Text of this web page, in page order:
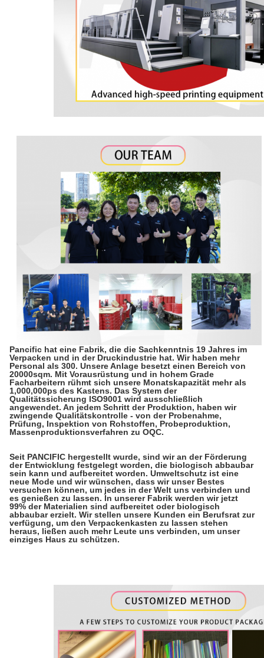
Pancific hat eine Fabrik, die die Sachkenntnis 19 Jahres im
Verpacken und in der Druckindustrie hat. Wir haben mehr
Personal als 300. Unsere Anlage besetzt einen Bereich von
20000sqm. Mit Vorausrüstung und in hohem Grade
Facharbeitern rühmt sich unsere Monatskapazität mehr als
1,000,000ps des Kastens. Das System der
Qualitätssicherung ISO9001 wird ausschließlich
angewendet. An jedem Schritt der Produktion, haben wir
zwingende Qualitätskontrolle - von der Probenahme,
Prüfung, Inspektion von Rohstoffen, Probeproduktion,
Massenproduktionsverfahren zu OQC.
Seit PANCIFIC hergestellt wurde, sind wir an der Förderung
der Entwicklung festgelegt worden, die biologisch abbaubar
sein kann und aufbereitet worden. Umweltschutz ist eine
neue Mode und wir wünschen, dass wir unser Bestes
versuchen können, um jedes in der Welt uns verbinden und
es genießen zu lassen. In unserer Fabrik werden wir jetzt
99% der Materialien sind aufbereitet oder biologisch
abbaubar erzielt. Wir stellen unsere Kunden ein Berufsrat zur
verfügung, um den Verpackenkasten zu lassen stehen
heraus, ließen auch mehr Leute uns verbinden, um unser
einziges Haus zu schützen.